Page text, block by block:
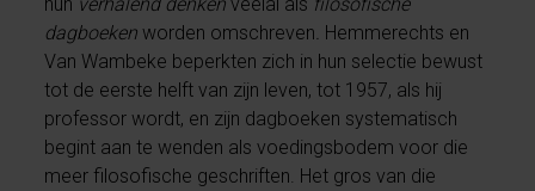
dagboekenworden omschreven Hemmerechts en
Van Wambeke beperkten zich in hun selectie bewust
tot de eerste helft van zijn leven, tot 1957, als hij
professor wordt, en zijn dagboeken systematisch
begint aan te wenden als voedingsbodem voor die
meer filosofische geschriften. Het gros van die